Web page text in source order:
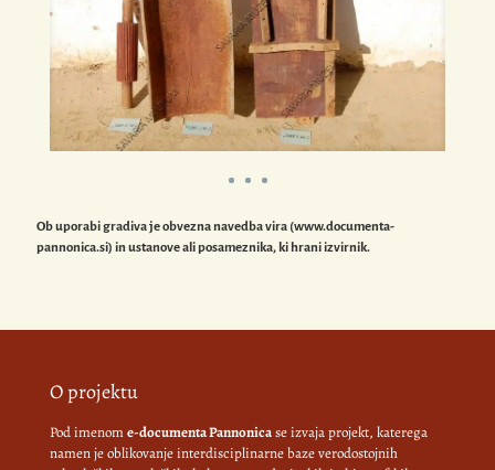
Ob uporabi gradiva je obvezna navedba vira (www.documenta-
pannonica.si) in ustanove ali posameznika, ki hrani izvirnik.
O projektu
Pod imenome-documenta Pannonicase izvaja projekt, katerega
namen je oblikovanje interdisciplinarne baze verodostojnih